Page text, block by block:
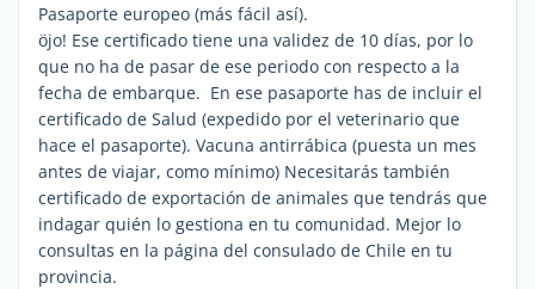
Pasaporte europeo (más fácil así).
öjo! Ese certificado tiene una validez de 10 días, por lo
que no ha de pasar de ese periodo con respecto a la
fecha de embarque. En ese pasaporte has de incluir el
certificado de Salud (expedido por el veterinario que
hace el pasaporte). Vacuna antirrábica (puesta un mes
antes de viajar, como mínimo) Necesitarás también
certificado de exportación de animales que tendrás que
indagar quién lo gestiona en tu comunidad. Mejor lo
consultas en la página del consulado de Chile en tu
provincia.